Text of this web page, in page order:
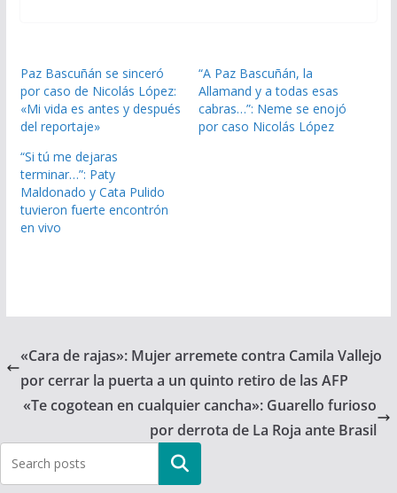
Paz Bascuñán se sinceró
por caso de Nicolás López:
«Mi vida es antes y después
del reportaje»
“A Paz Bascuñán, la
Allamand y a todas esas
cabras…”: Neme se enojó
por caso Nicolás López
“Si tú me dejaras
terminar…”: Paty
Maldonado y Cata Pulido
tuvieron fuerte encontrón
en vivo
«Cara de rajas»: Mujer arremete contra Camila Vallejo
por cerrar la puerta a un quinto retiro de las AFP
«Te cogotean en cualquier cancha»: Guarello furioso
por derrota de La Roja ante Brasil
Buscar